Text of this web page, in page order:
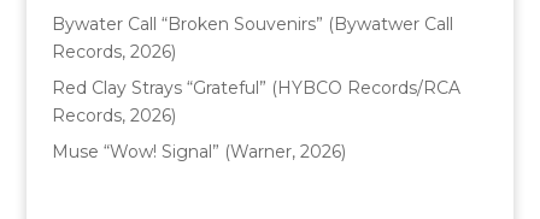
Bywater Call “Broken Souvenirs” (Bywatwer Call
Records, 2026)
Red Clay Strays “Grateful” (HYBCO Records/RCA
Records, 2026)
Muse “Wow! Signal” (Warner, 2026)